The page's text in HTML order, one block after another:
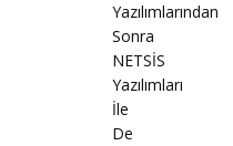
Yazılımlarından
Sonra
NETSİS
Yazılımları
İle
De